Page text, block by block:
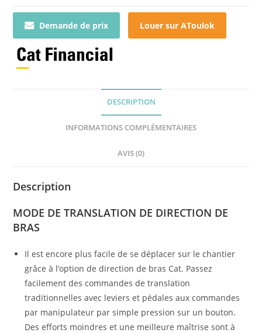
Demande de prix Louer sur AToulok
DESCRIPTION
INFORMATIONS COMPLÉMENTAIRES
AVIS (0)
Description
MODE DE TRANSLATION DE DIRECTION DE
BRAS
Il est encore plus facile de se déplacer sur le chantier
grâce à l’option de direction de bras Cat. Passez
facilement des commandes de translation
traditionnelles avec leviers et pédales aux commandes
par manipulateur par simple pression sur un bouton.
Des efforts moindres et une meilleure maîtrise sont à